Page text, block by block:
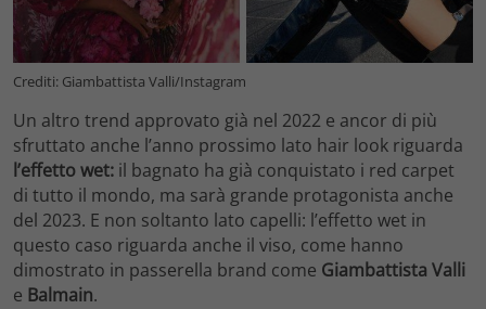
Crediti: Giambattista Valli/Instagram
Un altro trend approvato già nel 2022 e ancor di più
sfruttato anche l’anno prossimo lato hair look riguarda
l’effetto wet: il bagnato ha già conquistato i red carpet
di tutto il mondo, ma sarà grande protagonista anche
del 2023. E non soltanto lato capelli: l’effetto wet in
questo caso riguarda anche il viso, come hanno
dimostrato in passerella brand come Giambattista Valli
e Balmain.